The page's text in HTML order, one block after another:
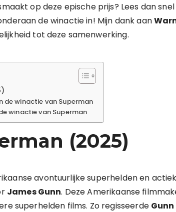
op deze epische prijs? Lees dan
de winactie in! Mijn dank aan
tot deze samenwerking.
de winactie van Superman
winactie van Superman
(2025)
avontuurlijke superhelden en
James Gunn. Deze Amerikaanse
superhelden films. Zo regisseerde Gunn